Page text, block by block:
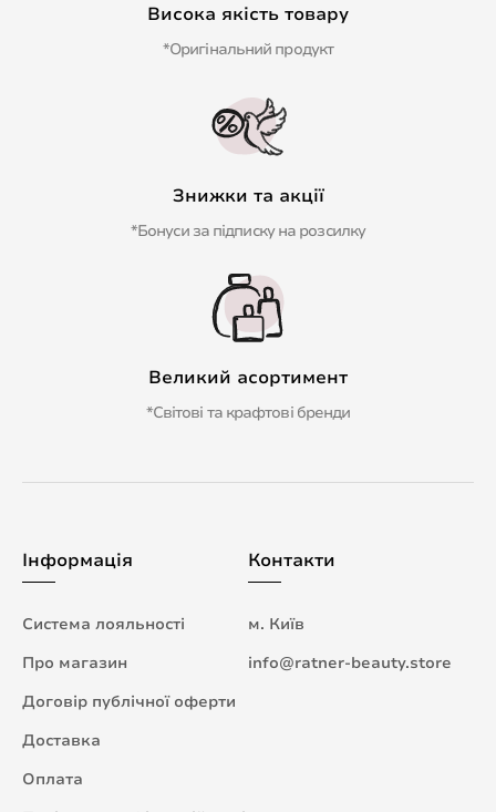
Висока якість товару
*Оригінальний продукт
Знижки та акції
*Бонуси за підписку на розсилку
Великий асортимент
*Світові та крафтові бренди
Інформація
Система лояльності
Про магазин
Договір публічної оферти
Доставка
Оплата
Контакти
м. Київ
info@ratner-beauty.store